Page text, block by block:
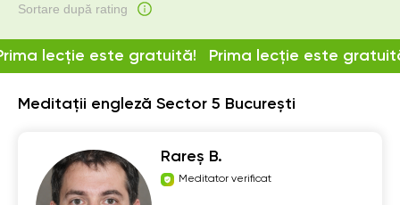
Meditații engleză Sector 5 București
Rareș B.
Meditator verificat
lecție este gratuită! Prima lecție este
Sortare după rating